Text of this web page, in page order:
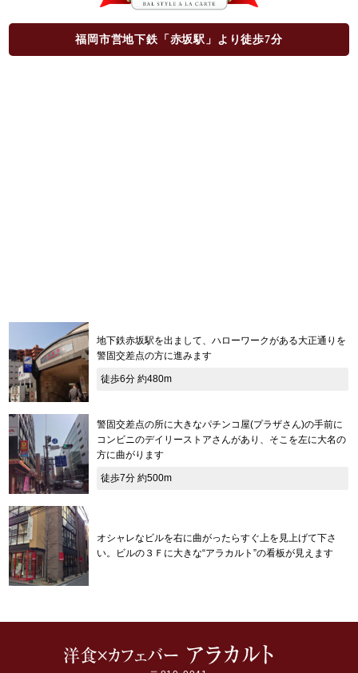
福岡市営地下鉄「赤坂駅」より徒歩7分
地下鉄赤坂駅を出まして、ハローワークがある大正通りを
警固交差点の方に進みます
徒歩6分 約480m
警固交差点の所に大きなパチンコ屋(プラザさん)の手前に
コンビニのデイリーストアさんがあり、そこを左に大名の
方に曲がります
徒歩7分 約500m
オシャレなビルを右に曲がったらすぐ上を見上げて下さ
い。ビルの３Ｆに大きな“アラカルト”の看板が見えます